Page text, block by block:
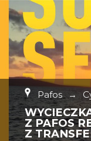
Pafos →
Z PAFOS
Z